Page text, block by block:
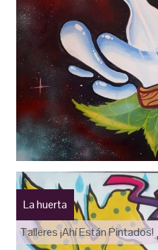
La huerta
Talleres ¡Ahí Están Pintados!